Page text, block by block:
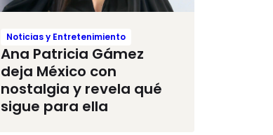
Noticias y Entretenimiento
Ana Patricia Gámez
deja México con
nostalgia y revela qué
sigue para ella